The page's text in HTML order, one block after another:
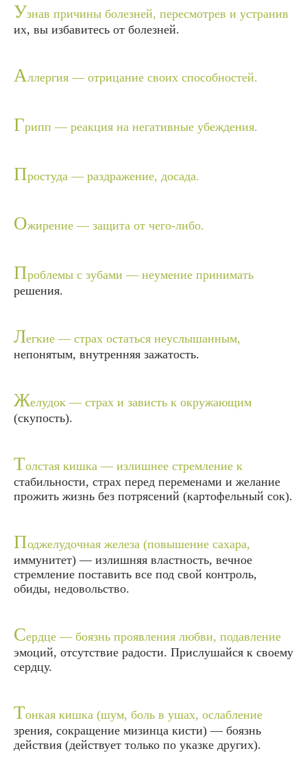
Узнав причины болезней, пересмотрев и устранив
их, вы избавитесь от болезней.
Аллергия — отрицание своих способностей.
Грипп — реакция на негативные убеждения.
Простуда — раздражение, досада.
Ожирение — защита от чего-либо.
Проблемы с зубами — неумение принимать
решения.
Легкие — страх остаться неуслышанным,
непонятым, внутренняя зажатость.
Желудок — страх и зависть к окружающим
(скупость).
Толстая кишка — излишнее стремление к
стабильности, страх перед переменами и желание
прожить жизнь без потрясений (картофельный сок).
Поджелудочная железа (повышение сахара,
иммунитет) — излишняя властность, вечное
стремление поставить все под свой контроль,
обиды, недовольство.
Сердце — боязнь проявления любви, подавление
эмоций, отсутствие радости. Прислушайся к своему
сердцу.
Тонкая кишка (шум, боль в ушах, ослабление
зрения, сокращение мизинца кисти) — боязнь
действия (действует только по указке других).